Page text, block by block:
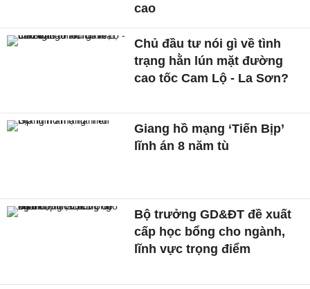
cao
Chủ đầu tư nói gì về tình
trạng hằn lún mặt đường
cao tốc Cam Lộ - La Sơn?
Giang hồ mạng ‘Tiến Bịp’
lĩnh án 8 năm tù
Bộ trưởng GD&ĐT đề xuất
cấp học bổng cho ngành,
lĩnh vực trọng điểm